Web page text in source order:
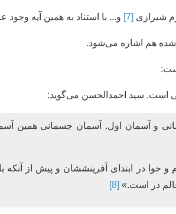
شیرازی [7] و... با استناد به همین آیه وجود
شده هم اشاره می‌شود.
است. سید احمدالحسن می‌گوید:
و آسمان اول. آسمان جسمانی همین
در ابتدای آفرینششان و پیش از آنکه
ذر است.» [8]